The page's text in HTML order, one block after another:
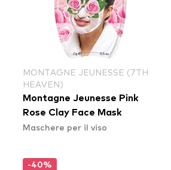
MONTAGNE JEUNESSE (7TH
HEAVEN)
Montagne Jeunesse Pink
Rose Clay Face Mask
Maschere per il viso
-40%